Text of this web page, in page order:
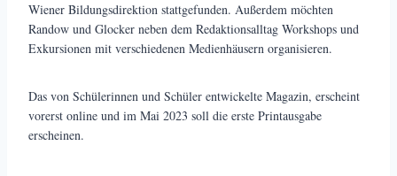
Wiener Bildungsdirektion stattgefunden. Außerdem möchten
Randow und Glocker neben dem Redaktionsalltag Workshops und
Exkursionen mit verschiedenen Medienhäusern organisieren.
Das von Schülerinnen und Schüler entwickelte Magazin, erscheint
vorerst online und im Mai 2023 soll die erste Printausgabe
erscheinen.